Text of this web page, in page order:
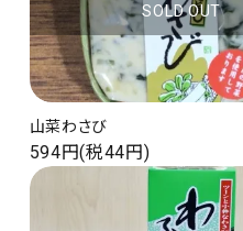
SOLD OUT
山菜わさび
594円(税44円)